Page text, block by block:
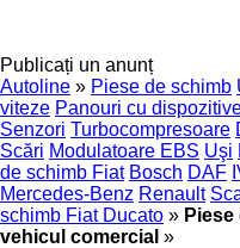
Publicați un anunț
Autoline » Piese de schimb
viteze Panouri cu
Senzori Turbocompresoare
Scări Modulatoare EBS Uşi
de schimb Fiat Bosch DAF
Mercedes-Benz Renault
schimb Fiat Ducato »
vehicul comercial »